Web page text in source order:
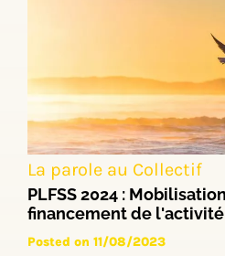
La parole au Collectif
PLFSS 2024 :
financement de
Posted on 11/08/2023